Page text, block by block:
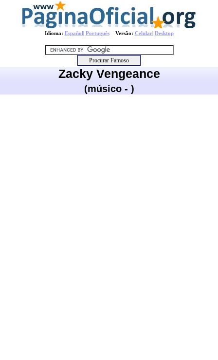
Idioma: Español| PortuguêsVersão: Celular| Desktop
Zacky Vengeance
(músico - )